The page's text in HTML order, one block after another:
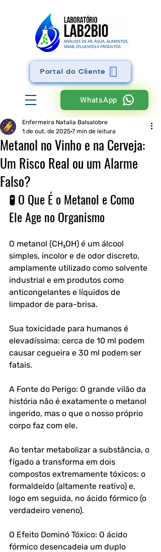
WhatsApp
Portal do Cliente
Metanol no Vinho e na Cerveja:
Um Risco Real ou um Alarme
Falso?
Enfermeira Natalia Balsalobre
1 de out. de 2025 7 min de leitura
🧪 O Que É o Metanol e Como
Ele Age no Organismo
O metanol (CH₃OH) é um álcool
simples, incolor e de odor discreto,
amplamente utilizado como solvente
industrial e em produtos como
anticongelantes e líquidos de
limpador de para-brisa.
Sua toxicidade para humanos é
elevadíssima: cerca de 10 ml podem
causar cegueira e 30 ml podem ser
fatais.
A Fonte do Perigo: O grande vilão da
história não é exatamente o metanol
ingerido, mas o que o nosso próprio
corpo faz com ele.
Ao tentar metabolizar a substância, o
fígado a transforma em dois
compostos extremamente tóxicos: o
formaldeído (altamente reativo) e,
logo em seguida, no ácido fórmico (o
verdadeiro veneno).
O Efeito Dominó Tóxico: O ácido
fórmico desencadeia um duplo